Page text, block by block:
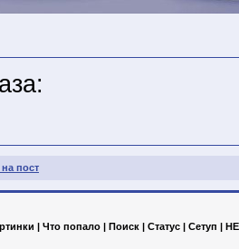
пост
| Что попало | Поиск | Статус | Сетуп |